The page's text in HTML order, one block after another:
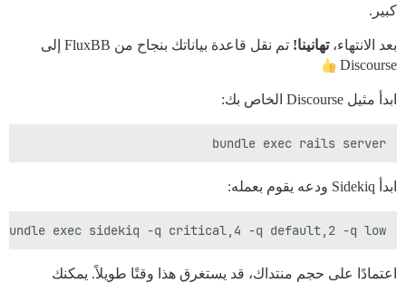
كبير.
بعد الانتهاء،تهانينا!
تم نقل قاعدة بياناتك بنجاح من FluxBB إلى
Discourse
ابدأ مثيل Discourse الخاص بك:
bundle exec rails server
ابدأ Sidekiq ودعه يقوم بعمله:
bundle exec sidekiq -q critical,4 -q default,2 -q low
اعتمادًا على حجم منتداك، قد يستغرق هذا وقتًا طويلاً. يمكنك